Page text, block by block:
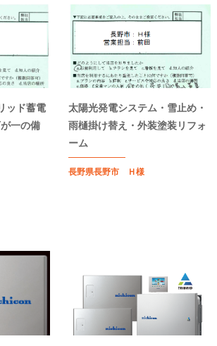
ッド蓄電
一の備
太陽光発電システム・雪止め・
雨樋掛け替え・外装塗装リフォ
ーム
長野県長野市 Ｈ様